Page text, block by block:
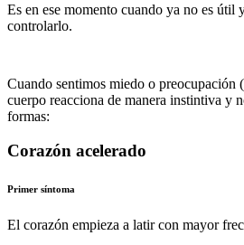
Es en ese momento cuando ya no es útil
controlarlo.
Cuando sentimos miedo o
cuerpo reacciona de manera instintiva y
formas:
Corazón acelerado
Primer síntoma
El corazón empieza a latir con mayor